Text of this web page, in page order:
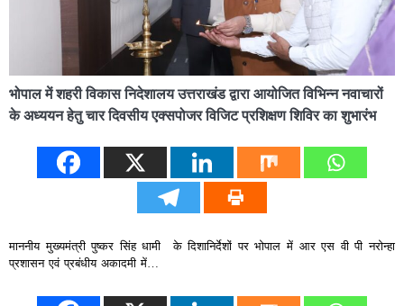
भोपाल में शहरी विकास निदेशालय उत्तराखंड द्वारा आयोजित विभिन्न नवाचारों
के अध्ययन हेतु चार दिवसीय एक्सपोजर विजिट प्रशिक्षण शिविर का शुभारंभ
माननीय मुख्यमंत्री पुष्कर सिंह धामी के दिशानिर्देशों पर भोपाल में आर एस वी पी नरोन्हा
प्रशासन एवं प्रबंधीय अकादमी में…